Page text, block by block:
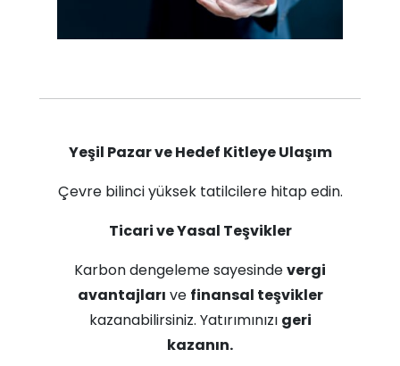
Yeşil Pazar ve Hedef Kitleye Ulaşım
Çevre bilinci yüksek tatilcilere hitap edin.
Ticari ve Yasal Teşvikler
Karbon dengeleme sayesindevergi
avantajları ve finansal teşvikler
kazanabilirsiniz. Yatırımınızı geri
kazanın.